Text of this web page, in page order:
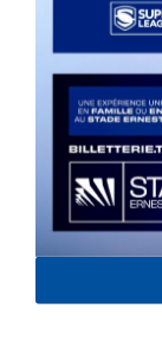
JOE
Publications